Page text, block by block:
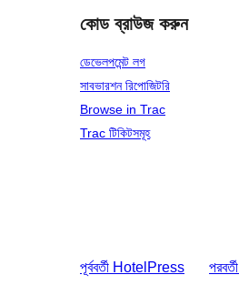
কোড ব্রাউজ করুন
ডেভেলপমেন্ট লগ
সাবভারশন রিপোজিটরি
Browse in Trac
Trac টিকিটসমূহ
পূর্ববর্তী HotelPress পরবর্তী